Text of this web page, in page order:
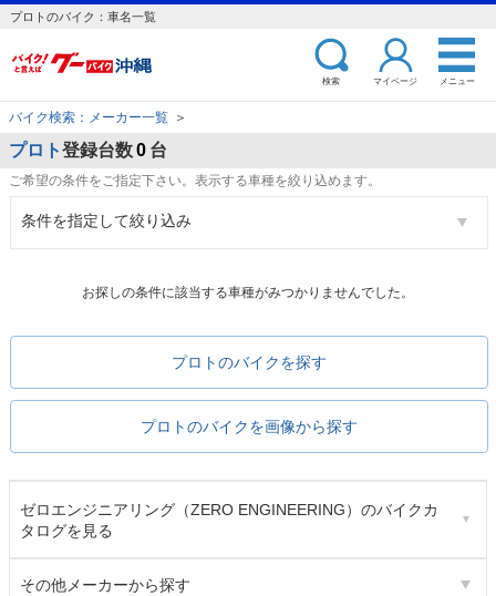
プロトのバイク：車名一覧
検索 マイページ メニュー
バイク検索：メーカー一覧 ＞
プロト登録台数0 台
ご希望の条件をご指定下さい。表示する車種を絞り込めます。
条件を指定して絞り込み
お探しの条件に該当する車種がみつかりませんでした。
プロトのバイクを探す
プロトのバイクを画像から探す
ゼロエンジニアリング（ZERO ENGINEERING）のバイクカ
タログを見る
その他メーカーから探す